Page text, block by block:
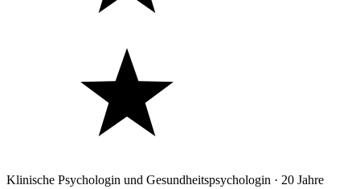
Klinische Psychologin und Gesundheitspsychologin · 20 Jahre